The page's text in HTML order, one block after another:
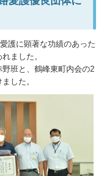
護に顕著な功績のあった
ました。
班と、鶴峰東町内会の2
した。